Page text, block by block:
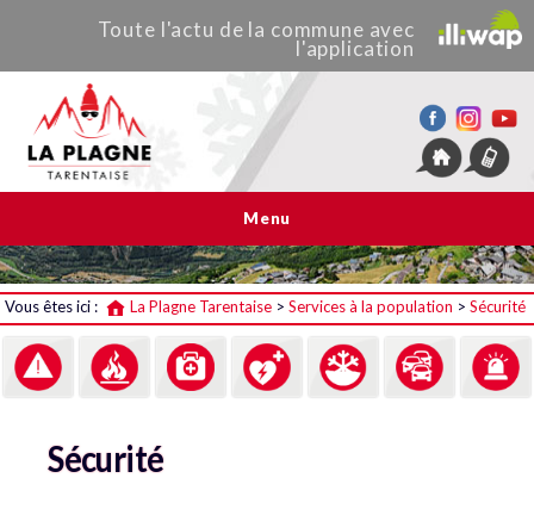
La Plagne Tarentaise
Toute l'actu de la commune avec
l'application
Menu
Vous êtes ici : La Plagne Tarentaise > Services à la population > Sécurité
Sécurité